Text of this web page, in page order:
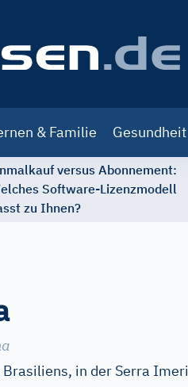
& Familie Gesundheit
versus Abonnement:
Software-Lizenzmodell
zu Ihnen?
in der Serra